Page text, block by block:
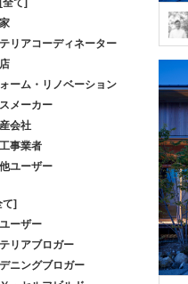
リアコーディネーター
ーム・リノベーション
メーカー
会社
事業者
ユーザー
て]
ーザー
リアブロガー
ニングブロガー